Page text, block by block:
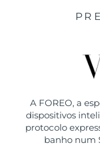
A FOREO, a
dispositivos
protocolo
banho num